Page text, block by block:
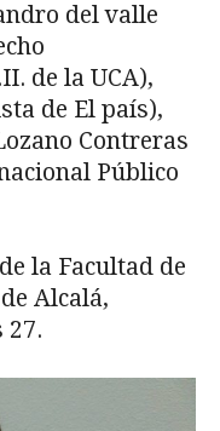
del valle
de la UCA),
de El país),
Contreras
Público
la Facultad de
Alcalá,
27.